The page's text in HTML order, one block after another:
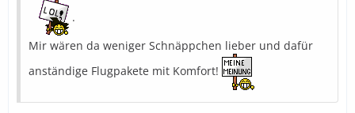
.
Mir wären da weniger Schnäppchen lieber und dafür
anständige Flugpakete mit Komfort!